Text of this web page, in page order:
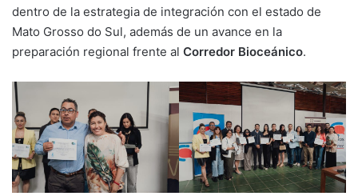
dentro de la estrategia de integración con el estado de
Mato Grosso do Sul, además de un avance en la
preparación regional frente al Corredor Bioceánico.